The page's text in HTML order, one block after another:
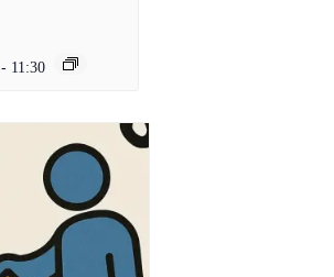
- 11:30